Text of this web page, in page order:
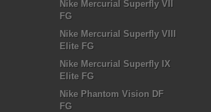
Nike Mercurial Superfly VII
FG
Nike Mercurial Superfly VIII
Elite FG
Nike Mercurial Superfly IX
Elite FG
Nike Phantom Vision DF
FG